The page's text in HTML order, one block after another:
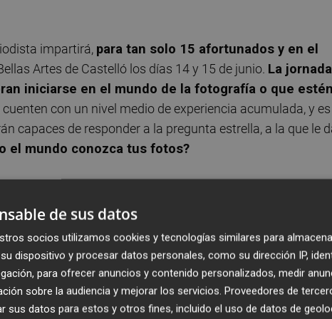
impartirá, para tan solo 15 afortunados y en el
Artes de Castelló los días 14 y 15 de junio. La jornada
iniciarse en el mundo de la fotografía o que
con un nivel medio de experiencia acumulada, y es
capaces de responder a la pregunta estrella, a la que le
el mundo conozca tus fotos?
como fotógrafo
cuya resolución marcará un antes y un después, tanto
15 asistentes: ¿Qué soy o qué quiero ser como
va a aclarar ideas. Es muy importante pararse a
qué tipo de fotografía te gusta y definir aspectos
y qué es lo que te distingue de los demás ",
de sus datos
socios utilizamos cookies y tecnologías similares para
dispositivo y procesar datos personales, como su dirección IP,
para ofrecer anuncios y contenido personalizados, medir
sobre la audiencia y mejorar los servicios. Proveedores de
sus datos para estos y otros fines, incluido el uso de datos de